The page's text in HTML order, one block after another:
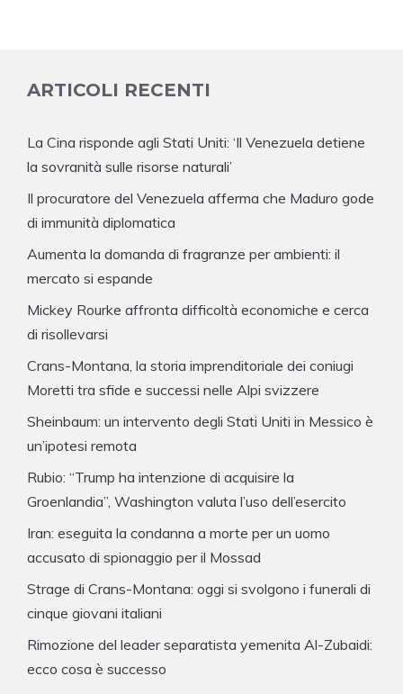
ARTICOLI RECENTI
La Cina risponde agli Stati Uniti: ‘Il Venezuela detiene
la sovranità sulle risorse naturali’
Il procuratore del Venezuela afferma che Maduro gode
di immunità diplomatica
Aumenta la domanda di fragranze per ambienti: il
mercato si espande
Mickey Rourke affronta difficoltà economiche e cerca
di risollevarsi
Crans-Montana, la storia imprenditoriale dei coniugi
Moretti tra sfide e successi nelle Alpi svizzere
Sheinbaum: un intervento degli Stati Uniti in Messico è
un’ipotesi remota
Rubio: “Trump ha intenzione di acquisire la
Groenlandia”, Washington valuta l’uso dell’esercito
Iran: eseguita la condanna a morte per un uomo
accusato di spionaggio per il Mossad
Strage di Crans-Montana: oggi si svolgono i funerali di
cinque giovani italiani
Rimozione del leader separatista yemenita Al-Zubaidi:
ecco cosa è successo